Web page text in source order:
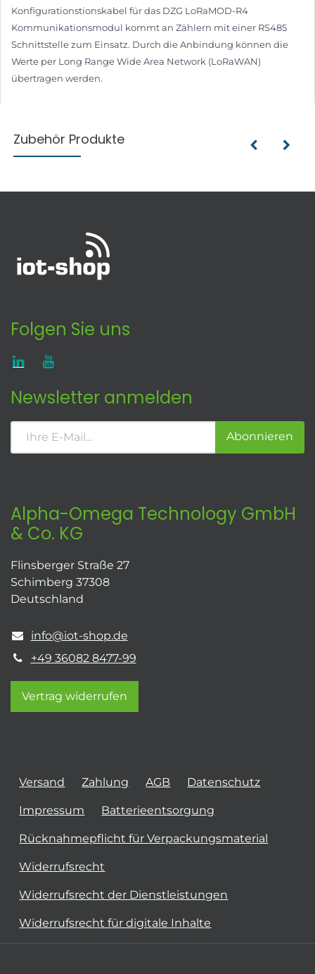
Konfigurationstionskabel für das DZG LoRaMOD-R4
Kommunikationsmodul kommt an Zählern mit einer RS485
Schnittstelle zum Einsatz. Durch die Anbindung können die
Werte per Long Range Wide Area Network (LoRaWAN)
übertragen werden.
Zubehör Produkte
Folgen Sie uns
Newsletter anmelden
Abonnieren
Alpha-Omega Technology GmbH
& Co. KG
Flinsberger Straße 27
Schimberg 37308
Deutschland
info@iot-shop.de
+49 36082 8477-99
Vertrag widerrufen
Versand Zahlung AGB Datenschutz
Impressum Batterieentsorgung
Rücknahmepflicht für Verpackungsmaterial
Widerrufsrecht
Widerrufsrecht der Dienstleistungen
Widerrufsrecht für digitale Inhalte